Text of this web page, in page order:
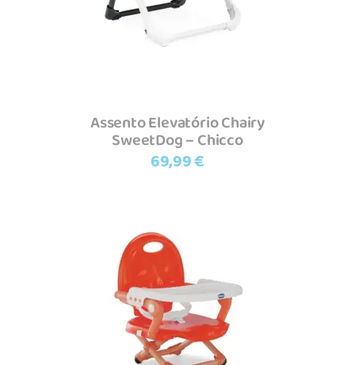
Assento Elevatório Chairy
SweetDog – Chicco
69,99€
Adicionar